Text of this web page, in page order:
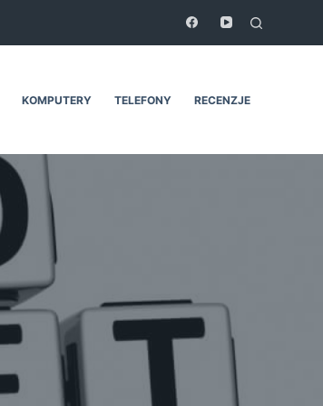
KOMPUTERY TELEFONY RECENZJE